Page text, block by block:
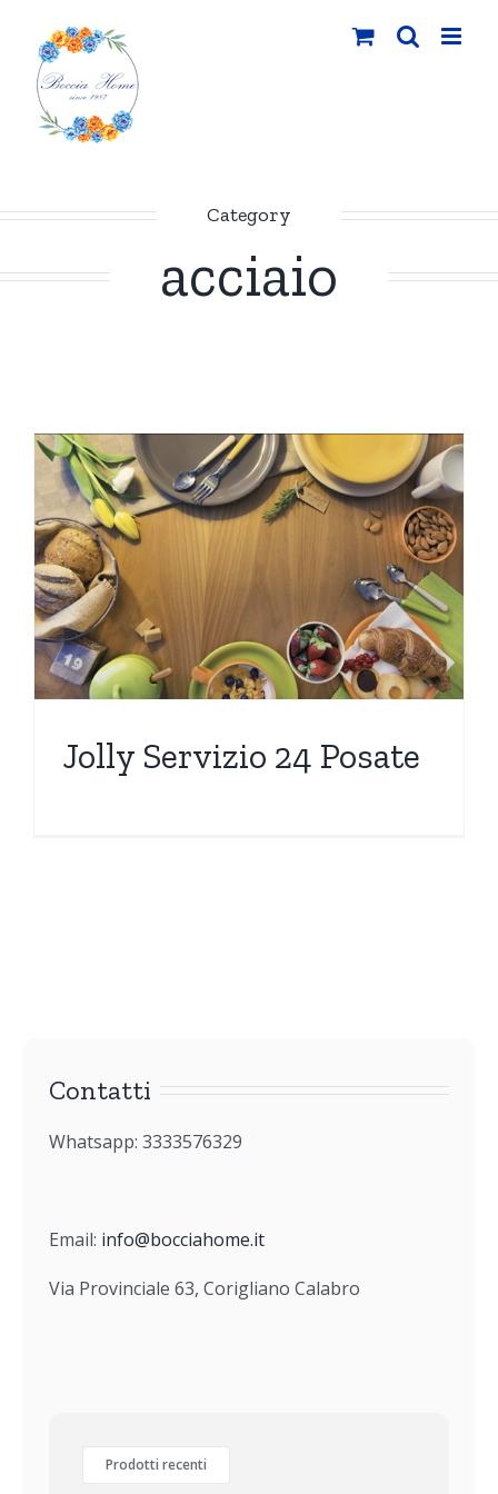
contenuto
Category
acciaio
Jolly Servizio 24 Posate
Contatti
Whatsapp: 3333576329
Email: info@bocciahome.it
Via Provinciale 63, Corigliano Calabro
Prodotti recenti